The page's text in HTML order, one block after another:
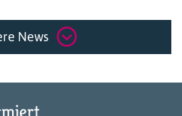
News